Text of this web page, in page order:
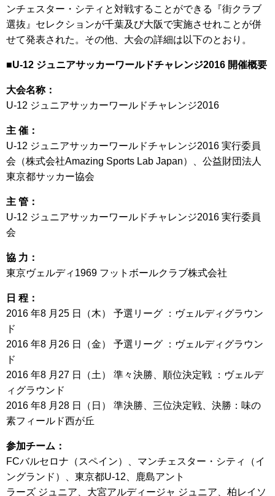
ンチェスター・シティと対戦することができる『街クラブ
選抜』セレクションが千葉及び大阪で実施させれことが併
せて発表された。その他、大会の詳細は以下のとおり。
■U-12 ジュニアサッカーワールドチャレンジ2016 開催概要
大会名称：
U-12 ジュニアサッカーワールドチャレンジ2016
主 催：
U-12 ジュニアサッカーワールドチャレンジ2016 実行委員
会（株式会社Amazing Sports Lab Japan）、公益財団法人
東京都サッカー協会
主 管：
U-12 ジュニアサッカーワールドチャレンジ2016 実行委員
会
協 力：
東京ヴェルディ1969 フットボールクラブ株式会社
日 程：
2016 年8 月25 日（木） 予選リーグ ：ヴェルディグラウン
ド
2016 年8 月26 日（金） 予選リーグ ：ヴェルディグラウン
ド
2016 年8 月27 日（土） 準々決勝、順位決定戦 ：ヴェルデ
ィグラウンド
2016 年8 月28 日（日） 準決勝、三位決定戦、決勝：味の
素フィールド西が丘
参加チーム：
FCバルセロナ（スペイン）、マンチェスター・シティ（イ
ングランド）、東京都U-12、鹿島アント
ラーズ ジュニア、大宮アルディージャ ジュニア、柏レイソ